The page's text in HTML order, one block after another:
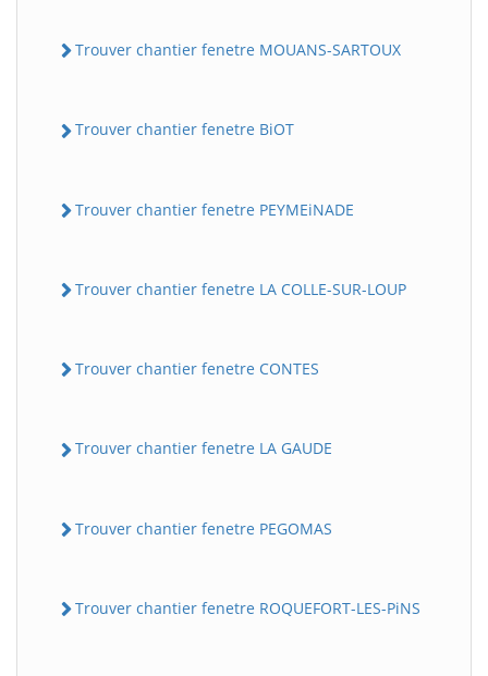
Trouver chantier fenetre MOUANS-SARTOUX
Trouver chantier fenetre BiOT
Trouver chantier fenetre PEYMEiNADE
Trouver chantier fenetre LA COLLE-SUR-LOUP
Trouver chantier fenetre CONTES
Trouver chantier fenetre LA GAUDE
Trouver chantier fenetre PEGOMAS
Trouver chantier fenetre ROQUEFORT-LES-PiNS